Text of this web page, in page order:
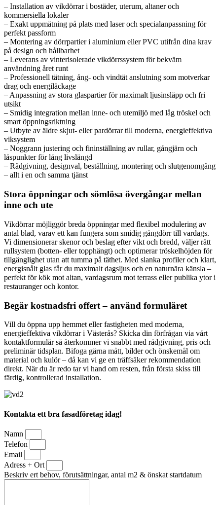
– Installation av vikdörrar i bostäder, uterum, altaner och
kommersiella lokaler
– Exakt uppmätning på plats med laser och specialanpassning för
perfekt passform
– Montering av dörrpartier i aluminium eller PVC utifrån dina krav
på design och hållbarhet
– Leverans av vinterisolerade vikdörrssystem för bekväm
användning året runt
– Professionell tätning, ång- och vindtät anslutning som motverkar
drag och energiläckage
– Anpassning av stora glaspartier för maximalt ljusinsläpp och fri
utsikt
– Smidig integration mellan inne- och utemiljö med låg tröskel och
smart öppningsriktning
– Utbyte av äldre skjut- eller pardörrar till moderna, energieffektiva
viksystem
– Noggrann justering och fininställning av rullar, gångjärn och
låspunkter för lång livslängd
– Rådgivning, designval, beställning, montering och slutgenomgång
– allt i en och samma tjänst
Stora öppningar och sömlösa övergångar mellan
inne och ute
Vikdörrar möjliggör breda öppningar med flexibel modulering av
antal blad, varav ett kan fungera som smidig gångdörr till vardags.
Vi dimensionerar skenor och beslag efter vikt och bredd, väljer rätt
rullsystem (botten- eller topphängt) och optimerar tröskelhöjden för
tillgänglighet utan att tumma på täthet. Med slanka profiler och klart,
energisnålt glas får du maximalt dagsljus och en naturnära känsla –
perfekt för kök mot altan, vardagsrum mot terrass eller publika ytor i
restauranger och kontor.
Begär kostnadsfri offert – använd formuläret
Vill du öppna upp hemmet eller fastigheten med moderna,
energieffektiva vikdörrar i Västerås? Skicka din förfrågan via vårt
kontaktformulär så återkommer vi snabbt med rådgivning, pris och
preliminär tidsplan. Bifoga gärna mått, bilder och önskemål om
material och kulör – då kan vi ge en träffsäker rekommendation
direkt. När du är redo tar vi hand om resten, från första skiss till
färdig, kontrollerad installation.
Kontakta ett bra fasadföretag idag!
Namn
Telefon
Email
Adress + Ort
Beskriv ert behov, förutsättningar, antal m2 & önskat startdatum